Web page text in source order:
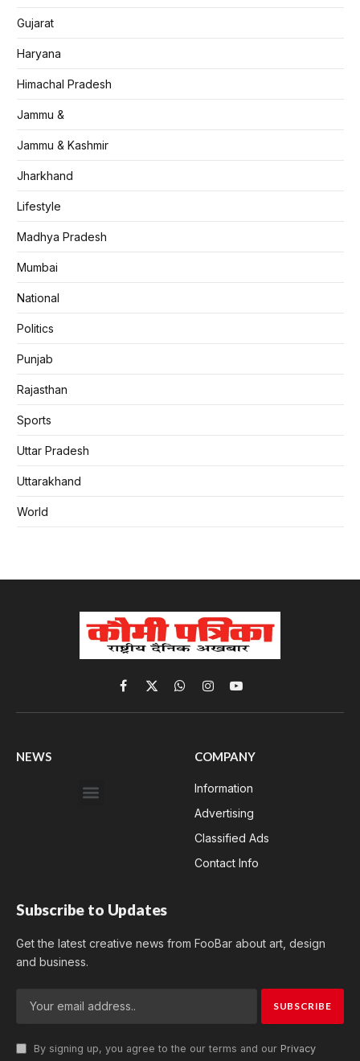
Gujarat
Haryana
Himachal Pradesh
Jammu &
Jammu & Kashmir
Jharkhand
Lifestyle
Madhya Pradesh
Mumbai
National
Politics
Punjab
Rajasthan
Sports
Uttar Pradesh
Uttarakhand
World
Facebook
X
(Twitter)
WhatsApp
InstagramYouTube
NEWS COMPANY
Information
Advertising
Classified Ads
Contact Info
Subscribe to Updates
Get the latest creative news from FooBar about art, design
and business.
By signing up, you agree to the our terms and our Privacy